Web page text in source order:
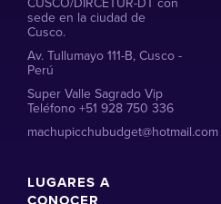
sede en la ciudad de
Cusco.
Av. Tullumayo 111-B, Cusco -
Perú
Super Valle Sagrado Vip
Teléfono +51 928 750 336
machupicchubudget@hotmail.com
LUGARES A